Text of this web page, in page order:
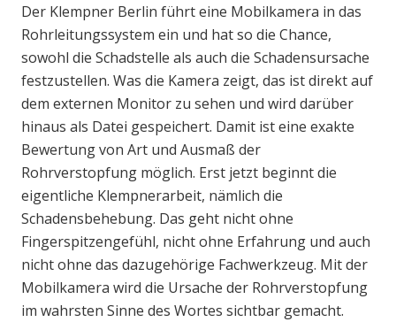
Der Klempner Berlin führt eine Mobilkamera in das
Rohrleitungssystem ein und hat so die Chance,
sowohl die Schadstelle als auch die Schadensursache
festzustellen. Was die Kamera zeigt, das ist direkt auf
dem externen Monitor zu sehen und wird darüber
hinaus als Datei gespeichert. Damit ist eine exakte
Bewertung von Art und Ausmaß der
Rohrverstopfung möglich. Erst jetzt beginnt die
eigentliche Klempnerarbeit, nämlich die
Schadensbehebung. Das geht nicht ohne
Fingerspitzengefühl, nicht ohne Erfahrung und auch
nicht ohne das dazugehörige Fachwerkzeug. Mit der
Mobilkamera wird die Ursache der Rohrverstopfung
im wahrsten Sinne des Wortes sichtbar gemacht.